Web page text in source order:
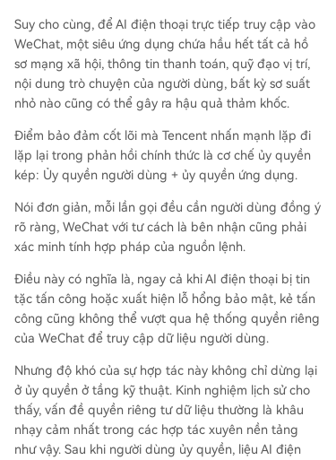
Suy cho cùng, để AI điện thoại trực tiếp truy cập vào
WeChat, một siêu ứng dụng chứa hầu hết tất cả hồ
sơ mạng xã hội, thông tin thanh toán, quỹ đạo vị trí,
nội dung trò chuyện của người dùng, bất kỳ sơ suất
nhỏ nào cũng có thể gây ra hậu quả thảm khốc.
Điểm bảo đảm cốt lõi mà Tencent nhấn mạnh lặp đi
lặp lại trong phản hồi chính thức là cơ chế ủy quyền
kép: Ủy quyền người dùng + ủy quyền ứng dụng.
Nói đơn giản, mỗi lần gọi đều cần người dùng đồng ý
rõ ràng, WeChat với tư cách là bên nhận cũng phải
xác minh tính hợp pháp của nguồn lệnh.
Điều này có nghĩa là, ngay cả khi AI điện thoại bị tin
tặc tấn công hoặc xuất hiện lỗ hổng bảo mật, kẻ tấn
công cũng không thể vượt qua hệ thống quyền riêng
của WeChat để truy cập dữ liệu người dùng.
Nhưng độ khó của sự hợp tác này không chỉ dừng lại
ở ủy quyền ở tầng kỹ thuật. Kinh nghiệm lịch sử cho
thấy, vấn đề quyền riêng tư dữ liệu thường là khâu
nhạy cảm nhất trong các hợp tác xuyên nền tảng
như vậy. Sau khi người dùng ủy quyền, liệu AI điện